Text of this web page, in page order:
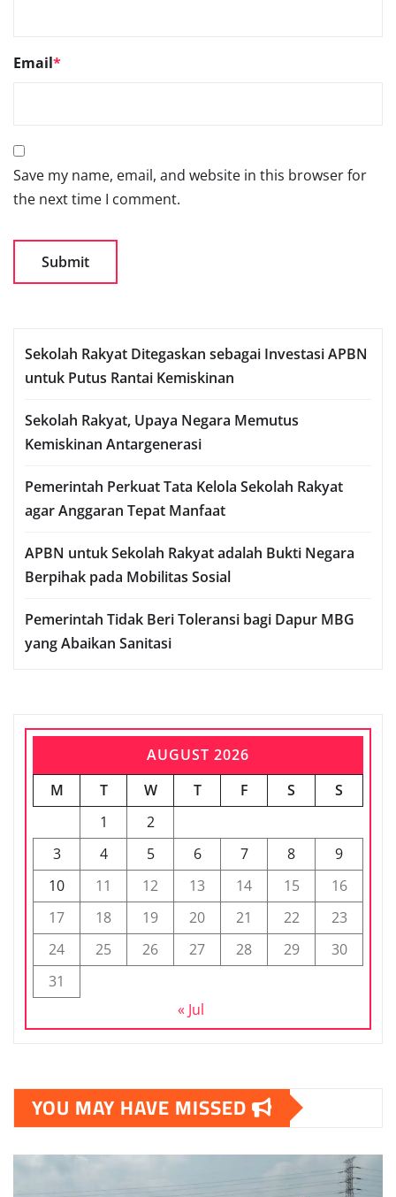
Email*
Save my name, email, and website in this browser for
the next time I comment.
Sekolah Rakyat Ditegaskan sebagai Investasi APBN
untuk Putus Rantai Kemiskinan
Sekolah Rakyat, Upaya Negara Memutus
Kemiskinan Antargenerasi
Pemerintah Perkuat Tata Kelola Sekolah Rakyat
agar Anggaran Tepat Manfaat
APBN untuk Sekolah Rakyat adalah Bukti Negara
Berpihak pada Mobilitas Sosial
Pemerintah Tidak Beri Toleransi bagi Dapur MBG
yang Abaikan Sanitasi
AUGUST 2026
M
T W T F S
S
1
2
3
4 5 6 7 8
9
10
11 12 13 14 15
16
17
18 19 20 21 22
23
24
25 26 27 28 29
30
31
« Jul
YOU MAY HAVE MISSED